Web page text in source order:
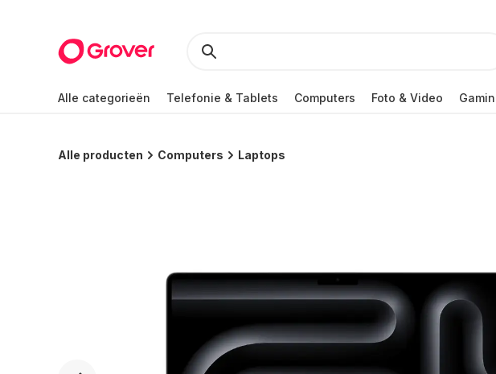
Alle categorieën Telefonie & Tablets Computers Foto & Video
Alle producten Computers Laptops